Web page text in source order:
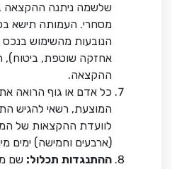
שלשמה ניתנה ההקצאה
מסחרי. העמותה תישא
הנובעות מהשימוש בנכס
אחזקה שוטפת, ביטוח),
ההקצאה.
כל אדם או גוף הרואה
המוצעת, רשאי להגיש
(ארבעים וחמישה) ימים
ההתנגדות תכלול: שם